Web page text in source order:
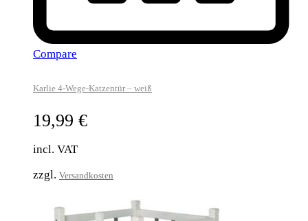
Compare
Karlie 4-Wege-Katzentür – weiß
19,99 €
incl. VAT
zzgl. Versandkosten